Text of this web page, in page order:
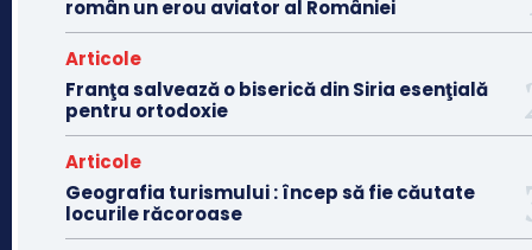
român un erou aviator al României
Articole
Franţa salvează o biserică din Siria esenţială
pentru ortodoxie
Articole
Geografia turismului : încep să fie căutate
locurile răcoroase